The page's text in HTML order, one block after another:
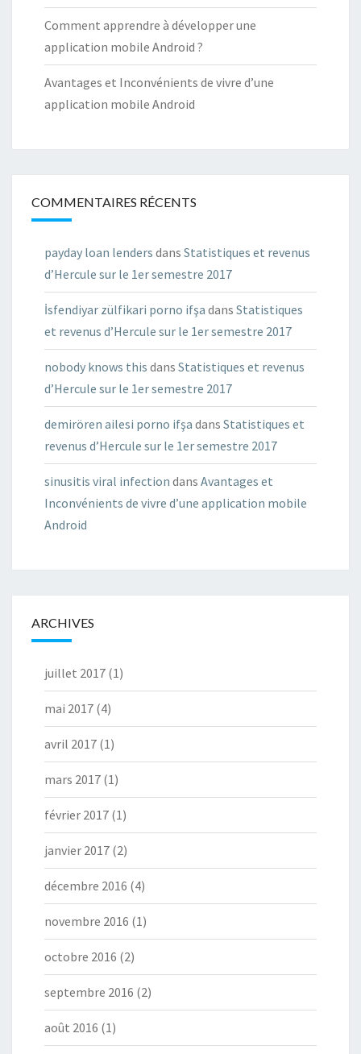
Comment apprendre à développer une
application mobile Android ?
Avantages et Inconvénients de vivre d’une
application mobile Android
COMMENTAIRES RÉCENTS
payday loan lenders dans Statistiques et revenus
d’Hercule sur le 1er semestre 2017
İsfendiyar zülfikari porno ifşa dans Statistiques
et revenus d’Hercule sur le 1er semestre 2017
nobody knows this dans Statistiques et revenus
d’Hercule sur le 1er semestre 2017
demirören ailesi porno ifşa dans Statistiques et
revenus d’Hercule sur le 1er semestre 2017
sinusitis viral infection dans Avantages et
Inconvénients de vivre d’une application mobile
Android
ARCHIVES
juillet 2017 (1)
mai 2017 (4)
avril 2017 (1)
mars 2017 (1)
février 2017 (1)
janvier 2017 (2)
décembre 2016 (4)
novembre 2016 (1)
octobre 2016 (2)
septembre 2016 (2)
août 2016 (1)